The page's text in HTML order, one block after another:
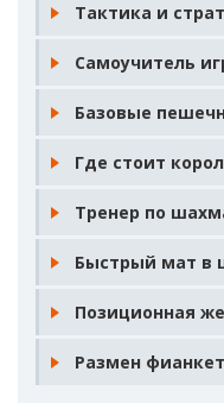
Тактика и
Самоучитель
Базовые
Где стоит
Тренер по
Быстрый мат в
Позиционная
Размен